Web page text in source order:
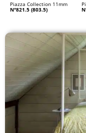
Piazza Collection 11mm
N°821.5 (803.5)